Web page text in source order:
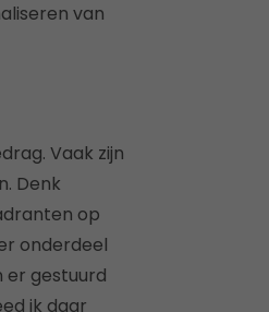
van
Vaak zijn
Denk
op
onderdeel
er gestuurd
ik daar